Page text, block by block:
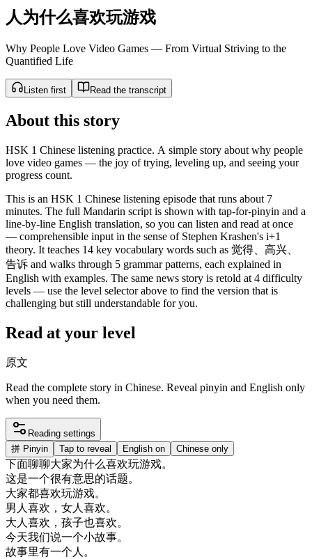
人为什么喜欢玩游戏
Why People Love Video Games — From Virtual Striving to the
Quantified Life
Listen first Read the transcript
About this story
HSK 1 Chinese listening practice. A simple story about why people
love video games — the joy of trying, leveling up, and seeing your
progress count.
This is an HSK 1 Chinese listening episode that runs about 7
minutes. The full Mandarin script is shown with tap-for-pinyin and a
line-by-line English translation, so you can listen and read at once
— comprehensible input in the sense of Stephen Krashen's i+1
theory. It teaches 14 key vocabulary words such as 觉得、高兴、
告诉 and walks through 5 grammar patterns, each explained in
English with examples. The same news story is retold at 4 difficulty
levels — use the level selector above to find the version that is
challenging but still understandable for you.
Read at your level
原文
Read the complete story in Chinese. Reveal pinyin and English only
when you need them.
Reading settings
拼 Pinyin Tap to reveal English on Chinese only
下面聊聊大家为什么喜欢玩游戏。
这是一个很有意思的话题。
大家都喜欢玩游戏。
男人喜欢 ， 女人喜欢。
大人喜欢 ， 孩子也喜欢。
今天我们说一个小故事。
故事里有一个人。